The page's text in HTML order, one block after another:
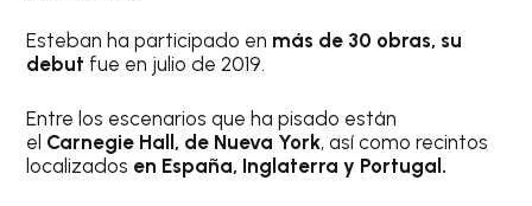
Esteban ha participado en más de 30 obras, su
debut fue en julio de 2019.
Entre los escenarios que ha pisado están
el Carnegie Hall, de Nueva York, así como recintos
localizados en España, Inglaterra y Portugal.